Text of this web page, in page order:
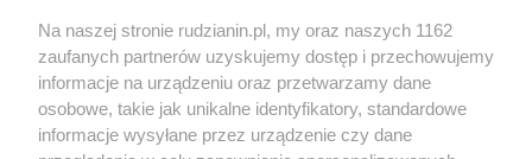
Wydawca mediów
Na naszej stronie rudzianin.pl, my oraz naszych 1162
zaufanych partnerów uzyskujemy dostęp i przechowujemy
informacje na urządzeniu oraz przetwarzamy dane
osobowe, takie jak unikalne identyfikatory, standardowe
informacje wysyłane przez urządzenie czy dane